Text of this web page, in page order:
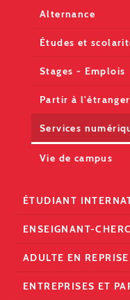
Alternance
Études et
Stages - Emplois
Partir à l'étranger
Services
Vie de campus
ÉTUDIANT
ENSEIGNANT-
ADULTE EN
ENTREPRISES ET